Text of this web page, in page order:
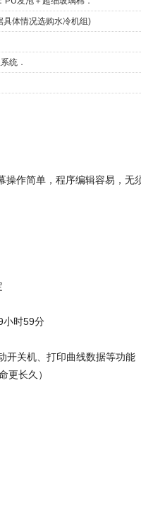
具体情况选购水冷机组)
统．
作简单，程序编辑容易，无
小时59分
开关机、打印曲线数据等功能
更长久）